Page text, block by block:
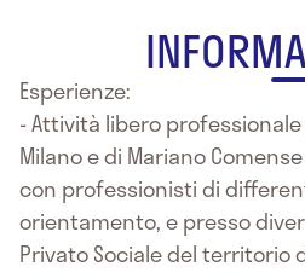
Esperienze:
- Attività libero
Milano e di Mariano
con professionisti di
orientamento, e presso
Privato Sociale del territorio